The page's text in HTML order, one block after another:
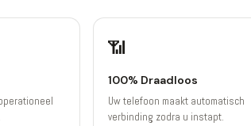
📶
100% Draadloos
Uw telefoon maakt automatisch
verbinding zodra u instapt.